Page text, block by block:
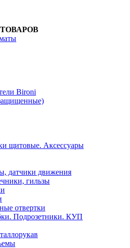
Bironi
щитовые. Аксессуары
датчики движения
гильзы
отвертки
Подрозетники. КУП